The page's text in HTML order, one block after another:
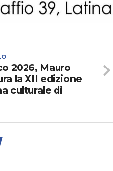
2026, Mauro
la XII edizione
culturale di